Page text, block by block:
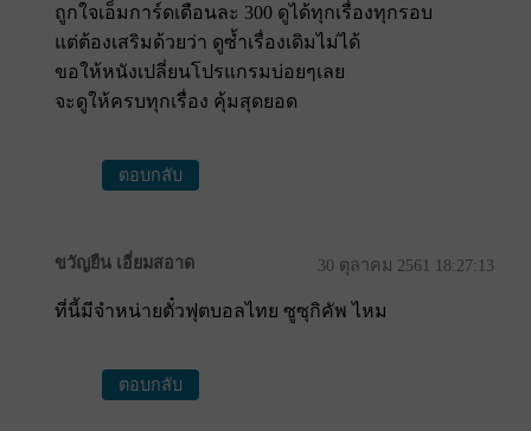
ถูกใจเอ็มการ์ดเดือนละ 300 ดูได้ทุกเรื่องทุกรอบ
แต่ต้องเสริมด้วยว่า ดูซ้ำเรื่องเดิมไม่ได้
ขอให้หนังเปลี่ยนโปรแกรมบ่อยๆเลย
จะดูให้ครบทุกเรื่อง คุ้มสุดยอด
ตอบกลับ
ขวัญยืน เอี่ยมสอาด 30 ตุลาคม 2561 18:27:13
ที่นี้มีจำหน่ายตั๋วฟุตบอลไทย ซูซุกิคัพ ไหม
ตอบกลับ